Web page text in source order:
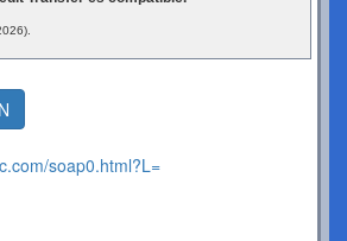
soap0.html?L=